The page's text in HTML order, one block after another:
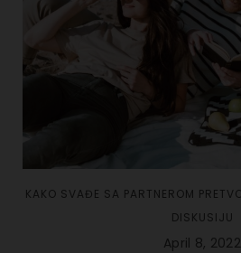
KAKO SVAĐE SA PARTNEROM
DISKUSIJU
April 8, 2022